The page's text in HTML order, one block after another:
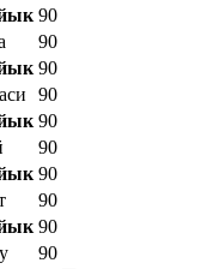
90
90
90
90
90
90
90
90
90
90